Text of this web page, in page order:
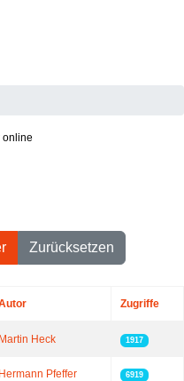
online
Zurücksetzen
Zugriffe
Martin Heck 1917
Hermann Pfeffer 6919